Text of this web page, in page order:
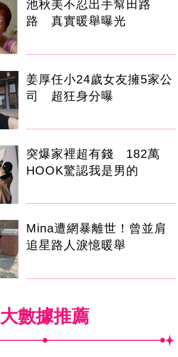
池秋美不忍出手幫田路
路 真實暖舉曝光
姜厚任小24歲女友擁5家公
司 超狂身分曝
突爆家裡超有錢 182萬
HOOK驚認我是男的
Mina遭網暴離世！曾並肩
追星路人淚憶暖舉
大數據推薦